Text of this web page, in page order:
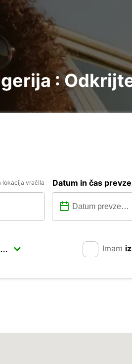
:
lokacija vračila Datum in čas
Imam